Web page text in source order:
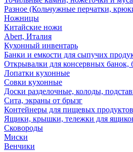
Разное (Кольчужные перчатки,
Ножницы
Китайские ножи
Abert, Италия
Кухонный инвентарь
Банки и емкости для сыпучих
Открывалки для консервных
Лопатки кухонные
Совки кухонные
Доски разделочные, колоды,
Сита, экраны от брызг
Контейнеры для пищевых
Ящики, крышки, тележки для
Сковороды
Миски
Венчики